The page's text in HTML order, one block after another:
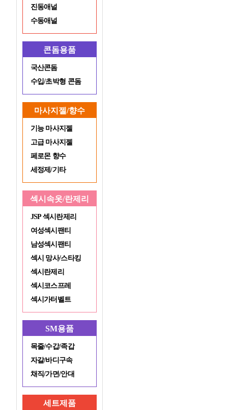
진동애널
수동애널
콘돔용품
국산콘돔
수입/초박형 콘돔
마사지젤/향수
기능 마사지젤
고급 마사지젤
페로몬 향수
세정제/기타
섹시속옷/란제리
JSP 섹시란제리
여성섹시팬티
남성섹시팬티
섹시 망사/스타킹
섹시란제리
섹시코스프레
섹시가터벨트
SM용품
목줄/수갑/족갑
자갈/바디구속
채직/가면/안대
세트제품